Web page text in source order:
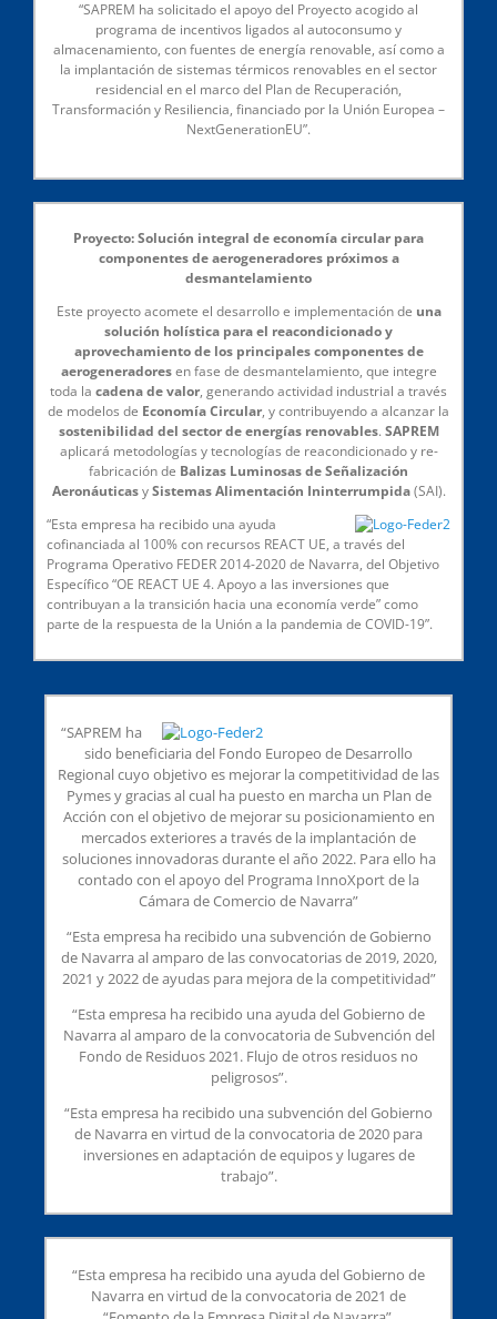
“SAPREM ha solicitado el apoyo del Proyecto acogido al
programa de incentivos ligados al autoconsumo y
almacenamiento, con fuentes de energía renovable, así como a
la implantación de sistemas térmicos renovables en el sector
residencial en el marco del Plan de Recuperación,
Transformación y Resiliencia, financiado por la Unión Europea –
NextGenerationEU”.
Proyecto: Solución integral de economía circular para
componentes de aerogeneradores próximos a
desmantelamiento
Este proyecto acomete el desarrollo e implementación de una
solución holística para el reacondicionado y
aprovechamiento de los principales componentes de
aerogeneradoresen fase de desmantelamiento, que integre
toda la cadena de valor, generando actividad industrial a través
de modelos de Economía Circular, y contribuyendo a alcanzar la
sostenibilidad del sector de energías renovables. SAPREM
aplicará metodologías y tecnologías de reacondicionado y re-
fabricación de Balizas Luminosas de Señalización
AeronáuticasySistemas Alimentación Ininterrumpida(SAI).
“Esta empresa ha recibido una ayuda
cofinanciada al 100% con recursos REACT UE, a través del
Programa Operativo FEDER 2014-2020 de Navarra, del Objetivo
Específico “OE REACT UE 4. Apoyo a las inversiones que
contribuyan a la transición hacia una economía verde” como
parte de la respuesta de la Unión a la pandemia de COVID-19”.
“SAPREM ha
sido beneficiaria del Fondo Europeo de Desarrollo
Regional cuyo objetivo es mejorar la competitividad de las
Pymes y gracias al cual ha puesto en marcha un Plan de
Acción con el objetivo de mejorar su posicionamiento en
mercados exteriores a través de la implantación de
soluciones innovadoras durante el año 2022. Para ello ha
contado con el apoyo del Programa InnoXport de la
Cámara de Comercio de Navarra”
“Esta empresa ha recibido una subvención de Gobierno
de Navarra al amparo de las convocatorias de 2019, 2020,
2021 y 2022 de ayudas para mejora de la competitividad”
“Esta empresa ha recibido una ayuda del Gobierno de
Navarra al amparo de la convocatoria de Subvención del
Fondo de Residuos 2021. Flujo de otros residuos no
peligrosos”.
“Esta empresa ha recibido una subvención del Gobierno
de Navarra en virtud de la convocatoria de 2020 para
inversiones en adaptación de equipos y lugares de
trabajo”.
“Esta empresa ha recibido una ayuda del Gobierno de
Navarra en virtud de la convocatoria de 2021 de